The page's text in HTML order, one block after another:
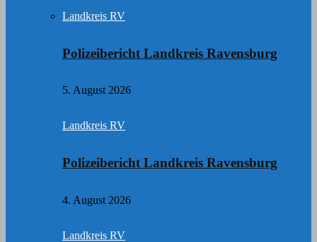
Landkreis RV
Polizeibericht Landkreis Ravensburg
5. August 2026
Landkreis RV
Polizeibericht Landkreis Ravensburg
4. August 2026
Landkreis RV